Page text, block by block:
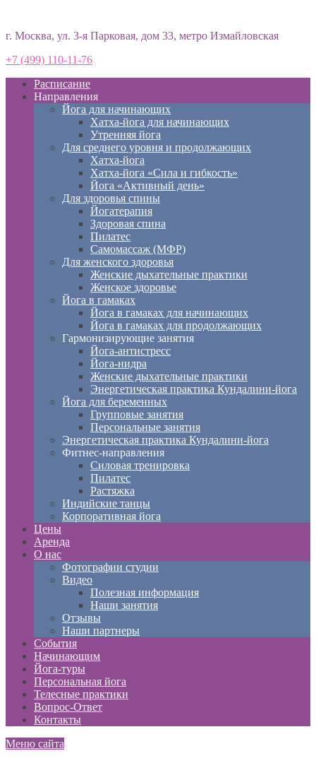
г. Москва, ул. 3-я Парковая, дом 33, метро Измайловская
+7 (499) 110-11-76
Расписание
Направления
Йога для начинающих
Хатха-йога для начинающих
Утренняя йога
Для среднего уровня и продолжающих
Хатха-йога
Хатха-йога «Сила и гибкость»
Йога «Активный день»
Для здоровья спины
Йогатерапия
Здоровая спина
Пилатес
Самомассаж (МФР)
Для женского здоровья
Женские дыхательные практики
Женское здоровье
Йога в гамаках
Йога в гамаках для начинающих
Йога в гамаках для продолжающих
Гармонизирующие занятия
Йога-антистресс
Йога-нидра
Женские дыхательные практики
Энергетическая практика Кундалини-йога
Йога для беременных
Групповые занятия
Персональные занятия
Энергетическая практика Кундалини-йога
Фитнес-направления
Силовая тренировка
Пилатес
Растяжка
Индийские танцы
Корпоративная йога
Цены
Аренда
О нас
Фотографии студии
Видео
Полезная информация
Наши занятия
Отзывы
Наши партнеры
События
Начинающим
Йога-туры
Персональная йога
Телесные практики
Вопрос-Ответ
Контакты
Меню сайта